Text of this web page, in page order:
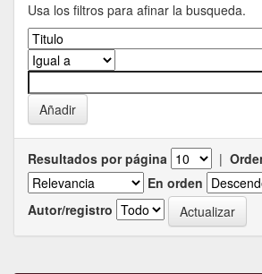
Usa los filtros para afinar la busqueda.
Resultados por página |
En orden
Autor/registro